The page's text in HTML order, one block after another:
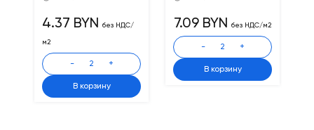
4.37 BYN без НДС/
м2
- +
В корзину
7.09 BYN без НДС/м2
- +
В корзину